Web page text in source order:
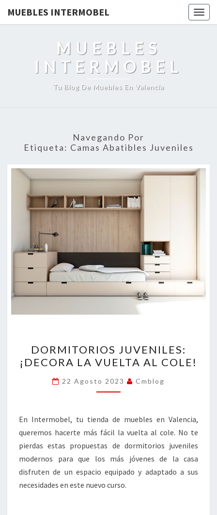
MUEBLES INTERMOBEL
MUEBLES
INTERMOBEL
Tu Blog De Muebles En Valencia
Navegando Por
Etiqueta: Camas Abatibles Juveniles
JUVENILES:
¡DECORA
LA
VUELTA
COLE!
DORMITORIOS JUVENILES:
¡DECORA LA VUELTA AL COLE!
22 Agosto 2023 Cmblog
En Intermobel, tu tienda de muebles en Valencia,
queremos hacerte más fácil la vuelta al cole. No te
pierdas estas propuestas de dormitorios juveniles
modernos para que los más jóvenes de la casa
disfruten de un espacio equipado y adaptado a sus
necesidades en este nuevo curso.